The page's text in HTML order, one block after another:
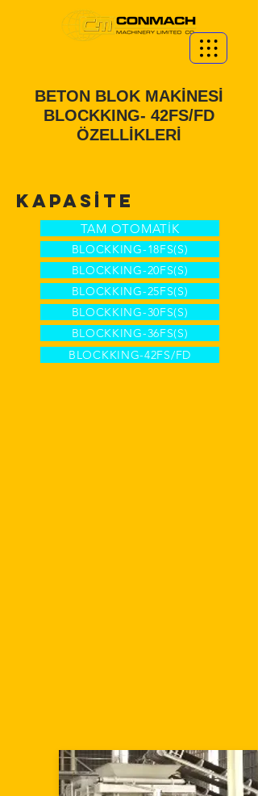
BETON BLOK MAKİNESİ
BLOCKKING- 42FS/FD
ÖZELLİKLERİ
KAPASİTE
TAM OTOMATİK
BLOCKKING-18FS(S)
BLOCKKING-20FS(S)
BLOCKKING-25FS(S)
BLOCKKING-30FS(S)
BLOCKKING-36FS(S)
BLOCKKING-42FS/FD